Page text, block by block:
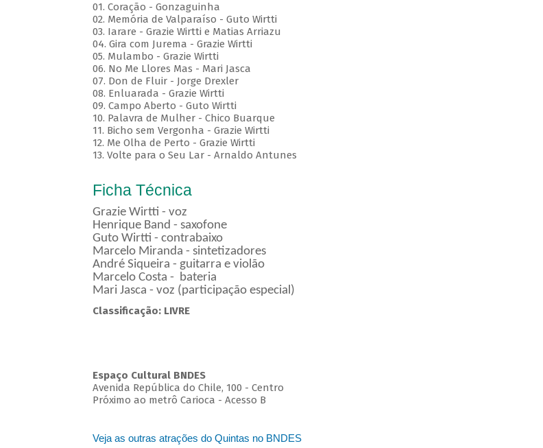
01. Coração - Gonzaguinha
02. Memória de Valparaíso - Guto Wirtti
03. Iarare - Grazie Wirtti e Matias Arriazu
04. Gira com Jurema - Grazie Wirtti
05. Mulambo - Grazie Wirtti
06. No Me Llores Mas - Mari Jasca
07. Don de Fluir - Jorge Drexler
08. Enluarada - Grazie Wirtti
09. Campo Aberto - Guto Wirtti
10. Palavra de Mulher - Chico Buarque
11. Bicho sem Vergonha - Grazie Wirtti
12. Me Olha de Perto - Grazie Wirtti
13. Volte para o Seu Lar - Arnaldo Antunes
Ficha Técnica
Grazie Wirtti - voz
Henrique Band - saxofone
Guto Wirtti - contrabaixo
Marcelo Miranda - sintetizadores
André Siqueira - guitarra e violão
Marcelo Costa - bateria
Mari Jasca - voz (participação especial)
Classificação: LIVRE
Espaço Cultural BNDES
Avenida República do Chile, 100 - Centro
Próximo ao metrô Carioca - Acesso B
Veja as outras atrações do Quintas no BNDES